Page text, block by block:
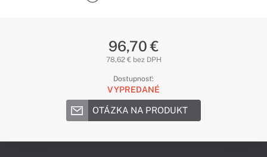
96,70 €
78,62 € bez DPH
Dostupnosť:
VYPREDANÉ
OTÁZKA NA PRODUKT